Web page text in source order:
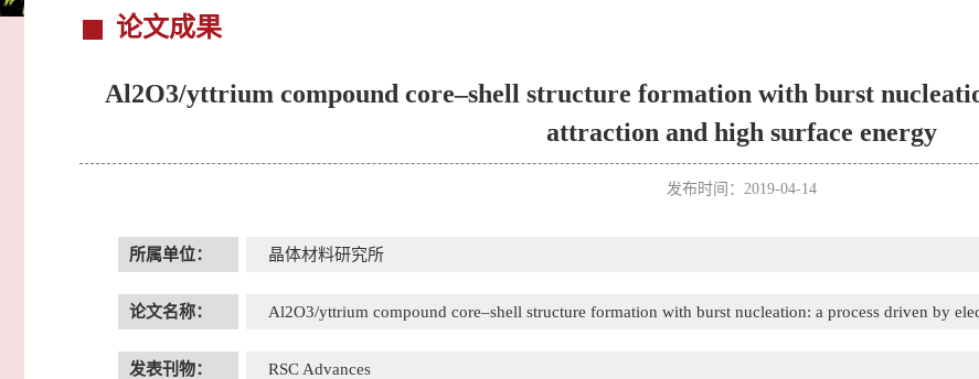
论文成果
Al2O3/yttrium compound core–shell structure formation with burst
attraction and high surface energy
发布时间：2019-04-14
所属单位： 晶体材料研究所
论文名称： Al2O3/yttrium compound core–shell structure formation with burst nucleation: a process driven by
发表刊物： RSC Advances